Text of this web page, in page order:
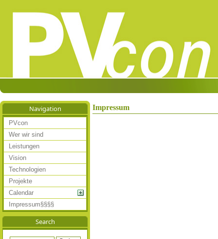
Navigation
PVcon
Wer wir sind
Leistungen
Vision
Technologien
Projekte
Calendar
Impressum§§§§
Search
Impressum